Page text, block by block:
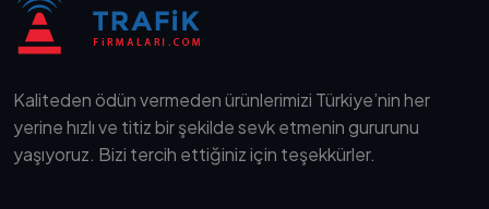
Kaliteden ödün vermeden ürünlerimizi Türkiye’nin her
yerine hızlı ve titiz bir şekilde sevk etmenin gururunu
yaşıyoruz. Bizi tercih ettiğiniz için teşekkürler.